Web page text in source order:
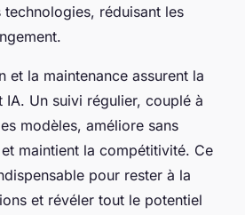
technologies, réduisant les
et la maintenance assurent la
IA. Un suivi régulier, couplé à
modèles, améliore sans
maintient la compétitivité. Ce
pour rester à la
et révéler tout le potentiel